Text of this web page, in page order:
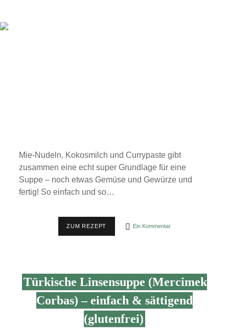
Mie-Nudeln, Kokosmilch und Currypaste gibt
zusammen eine echt super Grundlage für eine
Suppe – noch etwas Gemüse und Gewürze und
fertig! So einfach und so…
ZUM REZEPT PIKANT-
UND
NUDELN
Ein Kommentar
Türkische Linsensuppe (Mercimek
Corbas) – einfach & sättigend
(glutenfrei)